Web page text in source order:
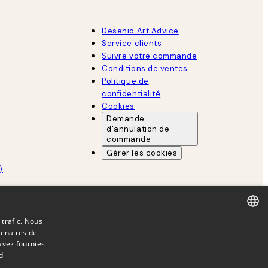
Desenio Art Advice
Service clients
Suivre votre commande
Conditions de ventes
Politique de
confidentialité
Cookies
Demande
d'annulation de
commande
Gérer les cookies
Nous
de
fournies